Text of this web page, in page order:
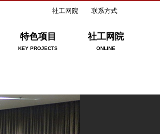
社工网院 联系方式
特色项目
KEY PROJECTS
社工网院
ONLINE